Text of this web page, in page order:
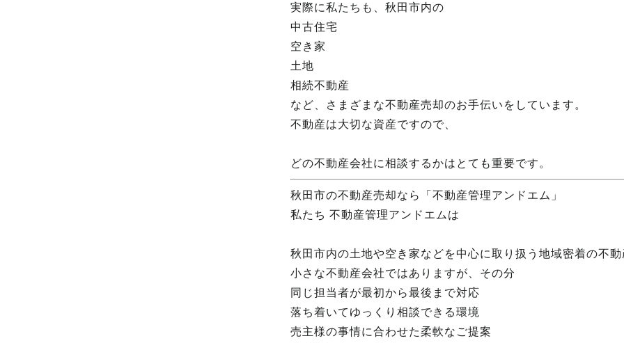
実際に私たちも、秋田市内の
中古住宅
空き家
土地
相続不動産
など、さまざまな不動産売却のお手伝いをしています。
不動産は大切な資産ですので、
どの不動産会社に相談するかはとても重要です。
秋田市の不動産売却なら「不動産管理アンドエム」
私たち 不動産管理アンドエムは
秋田市内の土地や空き家などを中心に取り扱う地域密着の不
小さな不動産会社ではありますが、その分
同じ担当者が最初から最後まで対応
落ち着いてゆっくり相談できる環境
売主様の事情に合わせた柔軟なご提案